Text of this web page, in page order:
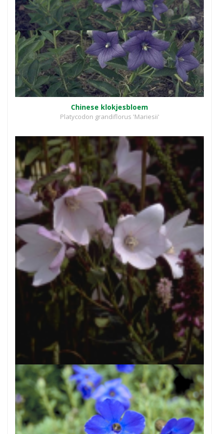
Chinese klokjesbloem
Platycodon grandiflorus 'Mariesii'
Chinese klokjesbloem
Platycodon grandiflorus 'Perlmutterschale'